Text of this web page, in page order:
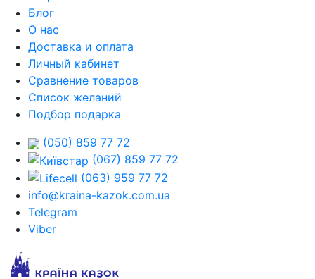
Блог
О нас
Доставка и оплата
Личный кабинет
Сравнение товаров
Список желаний
Подбор подарка
(050) 859 77 72
(067) 859 77 72
(063) 959 77 72
info@kraina-kazok.com.ua
Telegram
Viber